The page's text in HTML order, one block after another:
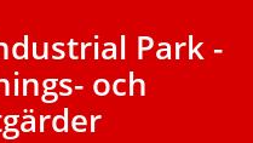
Park -
och